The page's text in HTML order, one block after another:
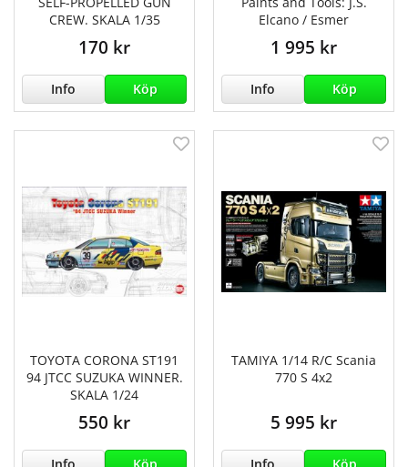
CREW. SKALA 1/35
170 kr
Info Köp
Elcano / Esmer
1 995 kr
Info Köp
TOYOTA CORONA ST191
94 JTCC SUZUKA WINNER.
SKALA 1/24
550 kr
Info Köp
TAMIYA 1/14 R/C Scania
770 S 4x2
5 995 kr
Info Köp